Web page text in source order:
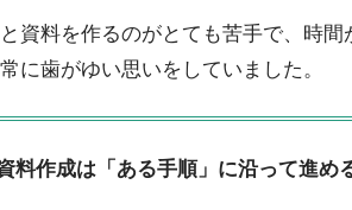
資料を作るのがとても苦手で、時
に歯がゆい思いをしていました。
料作成は「ある手順」に沿って進め